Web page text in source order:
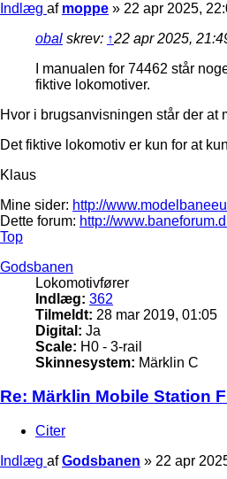
Indlæg af moppe » 22 apr 2025,
obal skrev: ↑22 apr 2025,
I manualen for 74462 står
fiktive lokomotiver.
Hvor i brugsanvisningen står der at
Det fiktive lokomotiv er kun for at
Klaus
Mine sider: http://
Dette forum: http://
Top
Godsbanen
Lokomotivfører
Indlæg: 362
Tilmeldt: 28 mar 2019, 01:05
Digital: Ja
Scale: H0 - 3-rail
Skinnesystem: Märklin C
Re: Märklin Mobile Station
Citer
Indlæg afGodsbanen » 22 apr